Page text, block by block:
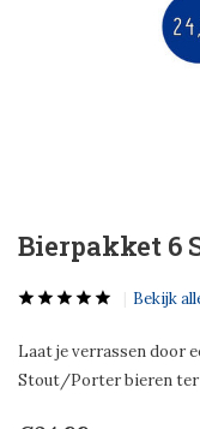
Bierpakket 6
Bekijk
Laat je verrassen door
Stout/Porter bieren ter